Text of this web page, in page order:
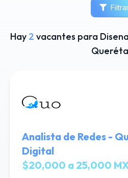
Hay 2 vacantes para
Analista de Redes -
Digital
$20,000 a 25,000